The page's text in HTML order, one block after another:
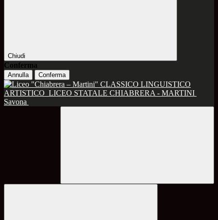
Chiudi
Conferma
Annulla Conferma
CLASSICO LINGUISTICO
ARTISTICO LICEO STATALE CHIABRERA - MARTINI
Savona